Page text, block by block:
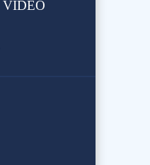
VIDEÓ